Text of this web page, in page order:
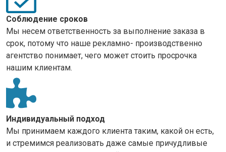
Соблюдение сроков
Мы несем ответственность за выполнение заказа в
срок, потому что наше рекламно- производственно
агентство понимает, чего может стоить просрочка
нашим клиентам.
Индивидуальный подход
Мы принимаем каждого клиента таким, какой он есть,
и стремимся реализовать даже самые причудливые